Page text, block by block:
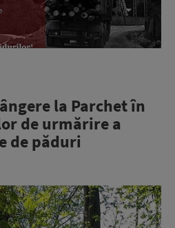
la Parchet în
de urmărire a
de păduri